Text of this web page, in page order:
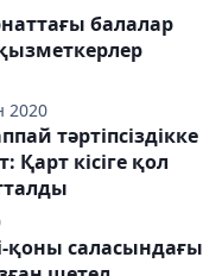
2020
балалар
тәртіпсіздікке
Қарт кісіге қол
саласындағы